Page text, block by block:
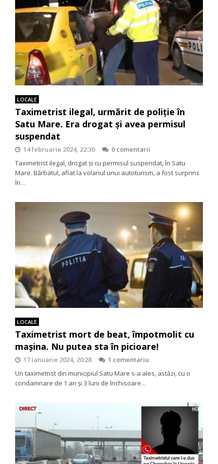
LOCALE
Taximetrist ilegal, urmărit de poliție în
Satu Mare. Era drogat și avea permisul
suspendat
14 februarie 2024, 22:30
0 comentarii
Taximetrist ilegal, drogat și cu permisul suspendat, în Satu
Mare. Bărbatul, aflat la volanul unui autoturism, a fost surprins
în…
LOCALE
Taximetrist mort de beat, împotmolit cu
maşina. Nu putea sta în picioare!
17 ianuarie 2024, 20:28
1 comentariu
Un taximetrist din municipiul Satu Mare s-a ales, astăzi, cu o
condamnare de 1 an şi 3 luni de închisoare…